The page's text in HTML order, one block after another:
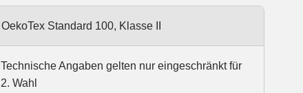
OekoTex Standard 100, Klasse II
Technische Angaben gelten nur eingeschränkt für
2. Wahl